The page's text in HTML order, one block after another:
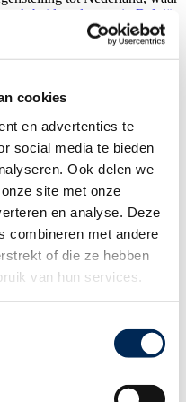
cookies
en advertenties te
social media te bieden
Ook delen we
site met onze
en analyse. Deze
combineren met andere
of die ze hebben
van hun services.
»
Arbeidsreglement in België:
loopt samenwerking
Heeft u als Belgische
juist andersom?…Lees verder
& arbeidsvoorwaarden
langdurige ziekte